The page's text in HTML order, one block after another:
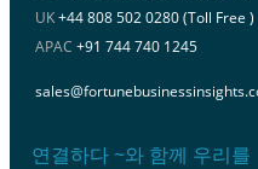
UK+44 808 502 0280 (Toll Free )
APAC +91 744 740 1245
연결하다 ~와 함께 우리를